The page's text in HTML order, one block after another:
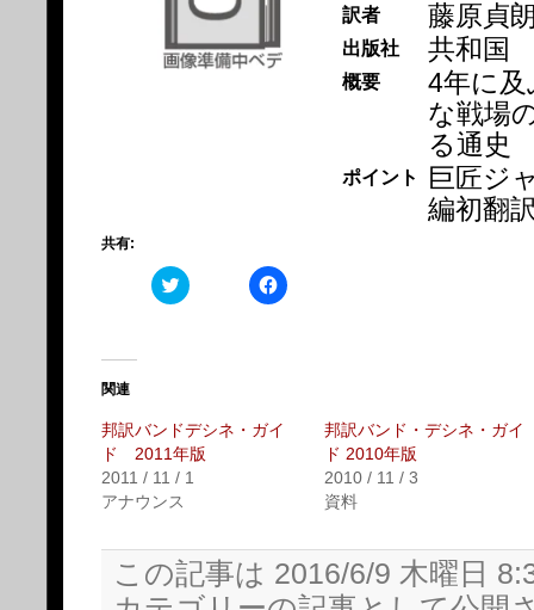
訳者 藤原貞
出版社 共和国
概要
4年に
な戦場
る通史
ポイント
巨匠ジ
編初翻
共有:
ク
リ
有
(新
し
い
ウ
ン
ウ
で
開
き
Facebook
で
リ
い
(新
し
関連
邦訳バンドデシネ・ガイ
ド 2011年版
2011 / 11 / 1
アナウンス
邦訳バンド・デシネ・ガイ
ド 2010年版
2010 / 11 / 3
資料
この記事は 2016/6/9 木曜日